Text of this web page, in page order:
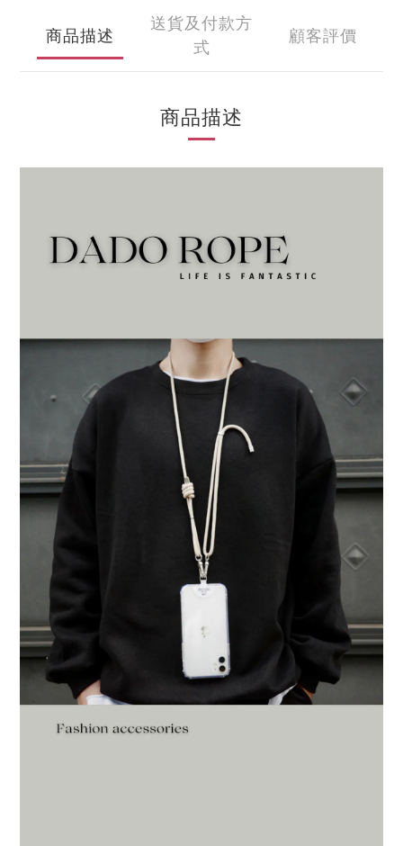
商品描述
送貨及付款方
式
顧客評價
商品描述